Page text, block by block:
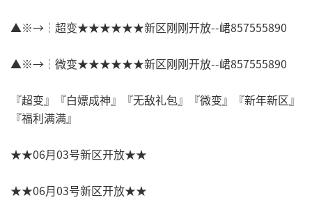
▲※→┆超变★★★★★★新区刚刚开放--峮857555890
▲※→┆微变★★★★★★新区刚刚开放--峮857555890
『超变』『白嫖成神』『无敌礼包』『微变』『新年新区』
『福利满满』
★★06月03号新区开放★★
★★06月03号新区开放★★